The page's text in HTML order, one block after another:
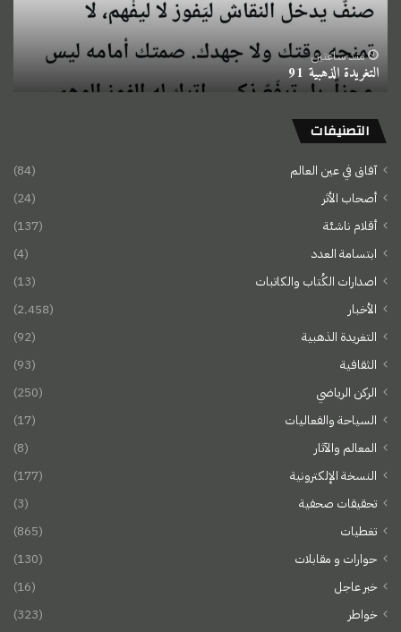
منذ ساعتين
التغريدة الذهبية 91
التصنيفات
آفاق في عين العالم
(84)
أصحاب الأثر
(24)
أقلام ناشئة
(137)
ابتسامة العدد
(4)
اصدارات الكُتاب والكاتبات
(13)
الأخبار
(2٬458)
التغريدة الذهبية
(92)
الثقافية
(93)
الركن الرياضي
(250)
السياحة والفعاليات
(17)
المعالم والآثار
(8)
النسخة الإلكترونية
(177)
تحقيقات صحفية
(3)
تغطيات
(865)
حوارات و مقابلات
(130)
خبر عاجل
(16)
خواطر
(323)